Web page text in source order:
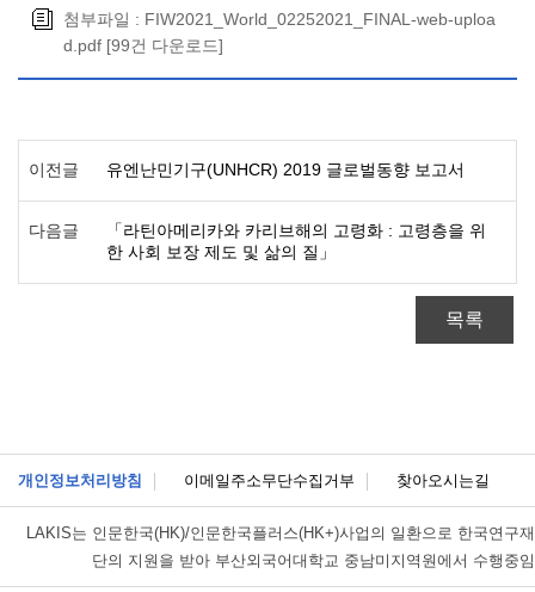
첨부파일 : FIW2021_World_02252021_FINAL-web-uploa
d.pdf [99건 다운로드]
이전글 유엔난민기구(UNHCR) 2019 글로벌동향 보고서
다음글
「라틴아메리카와 카리브해의 고령화 : 고령층을 위
한 사회 보장 제도 및 삶의 질」
목록
개인정보처리방침 이메일주소무단수집거부 찾아오시는길
LAKIS는 인문한국(HK)/인문한국플러스(HK+)사업의 일환으로 한국연구재
단의 지원을 받아 부산외국어대학교 중남미지역원에서 수행중임